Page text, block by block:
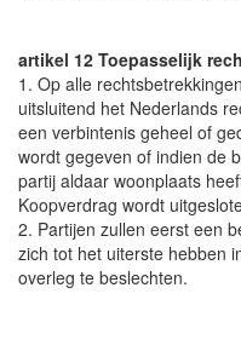
artikel 12 Toepasselijk
1. Op alle
uitsluitend het Nederlands
een verbintenis geheel of
wordt gegeven of indien de
partij aldaar woonplaats
Koopverdrag wordt
2. Partijen zullen eerst een
zich tot het uiterste hebben
overleg te beslechten.